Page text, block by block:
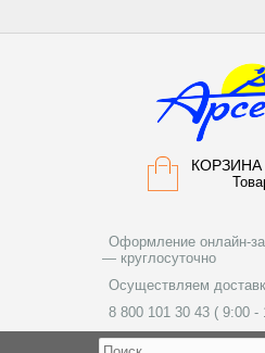
Оформление онлайн-
— круглосуточно
Осуществляем
8 800 101 30 43 ( 9:00